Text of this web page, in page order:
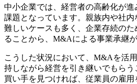
中小企業では、経営者の高齢化が
課題となっています。親族内や社
難しいケースも多く、企業存続の
ることから、M&Aによる事業承継
こうした状況において、M&Aを活
持しながら経営を引き継いでもら
買い手を見つければ、従業員の雇